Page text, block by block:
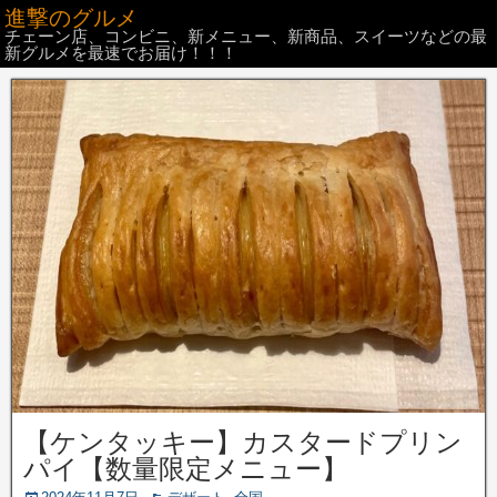
進撃のグルメ
チェーン店、コンビニ、新メニュー、新商品、スイーツなどの最
新グルメを最速でお届け！！！
【ケンタッキー】カスタードプリン
パイ【数量限定メニュー】